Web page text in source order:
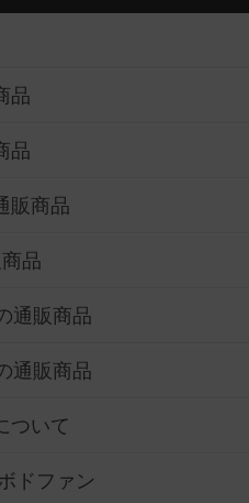
品
品
販商品
品
通販商品
通販商品
ついて
ドファン